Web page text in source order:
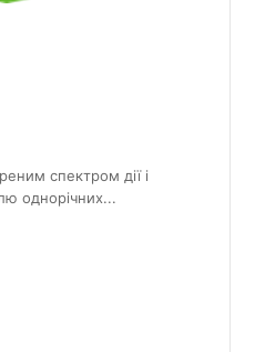
спектром дії і
однорічних...